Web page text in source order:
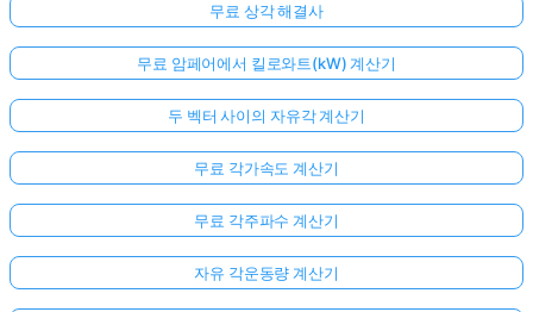
무료 상각 해결사
무료 암페어에서 킬로와트(kW) 계산기
두 벡터 사이의 자유각 계산기
무료 각가속도 계산기
무료 각주파수 계산기
자유 각운동량 계산기